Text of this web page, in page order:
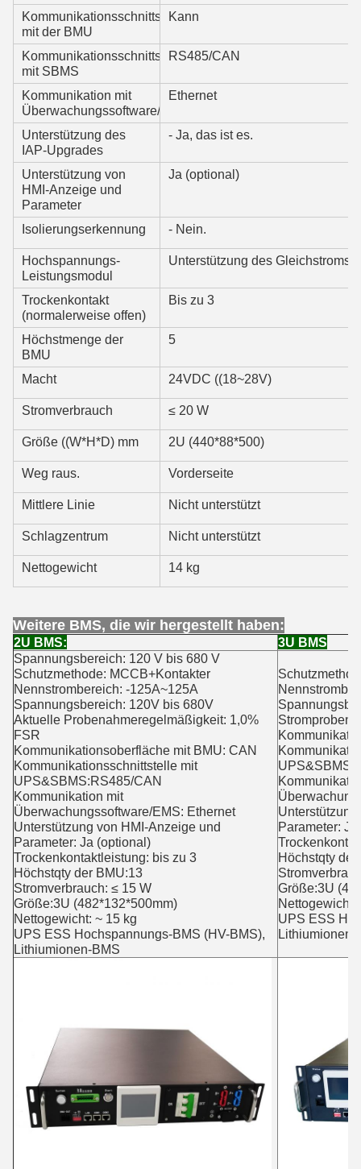
Kommunikationsschnittstelle
mit der BMU
Kann
Kommunikationsschnittstelle
mit SBMS
RS485/CAN
Kommunikation mit
Überwachungssoftware/EMS
Ethernet
Unterstützung des
IAP-Upgrades
- Ja, das ist es.
Unterstützung von
HMI-Anzeige und
Parameter
Ja (optional)
Isolierungserkennung - Nein.
Hochspannungs-
Leistungsmodul
Unterstützung des
Trockenkontakt
(normalerweise offen)
Bis zu 3
Höchstmenge der
BMU
5
Macht 24VDC ((18~28V)
Stromverbrauch ≤ 20 W
Größe ((W*H*D) mm 2U (440*88*500)
Weg raus. Vorderseite
Mittlere Linie Nicht unterstützt
Schlagzentrum Nicht unterstützt
Nettogewicht 14 kg
Weitere BMS, die wir hergestellt haben:
2U BMS:
3U BMS
Spannungsbereich: 120 V bis 680 V
Schutzmethode: MCCB+Kontakter
Nennstrombereich: -125A~125A
Spannungsbereich: 120V bis 680V
Aktuelle Probenahmeregelmäßigkeit: 1,0%
FSR
Kommunikationsoberfläche mit BMU: CAN
Kommunikationsschnittstelle mit
UPS&SBMS:RS485/CAN
Kommunikation mit
Überwachungssoftware/EMS: Ethernet
Unterstützung von HMI-Anzeige und
Parameter: Ja (optional)
Trockenkontaktleistung: bis zu 3
Höchstqty der BMU:13
Stromverbrauch: ≤ 15 W
Größe:3U (482*132*500mm)
Nettogewicht: ~ 15 kg
UPS ESS Hochspannungs-BMS (HV-BMS),
Lithiumionen-BMS
UPS&SBMS:
Parameter:
Höchstqty der
Größe:3U
Nettogewicht:
UPS ESS
Lithiumionen-